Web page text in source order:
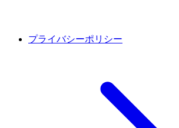
プライバシーポリシー